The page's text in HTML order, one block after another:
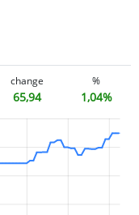
change
65,94
%
1,04%